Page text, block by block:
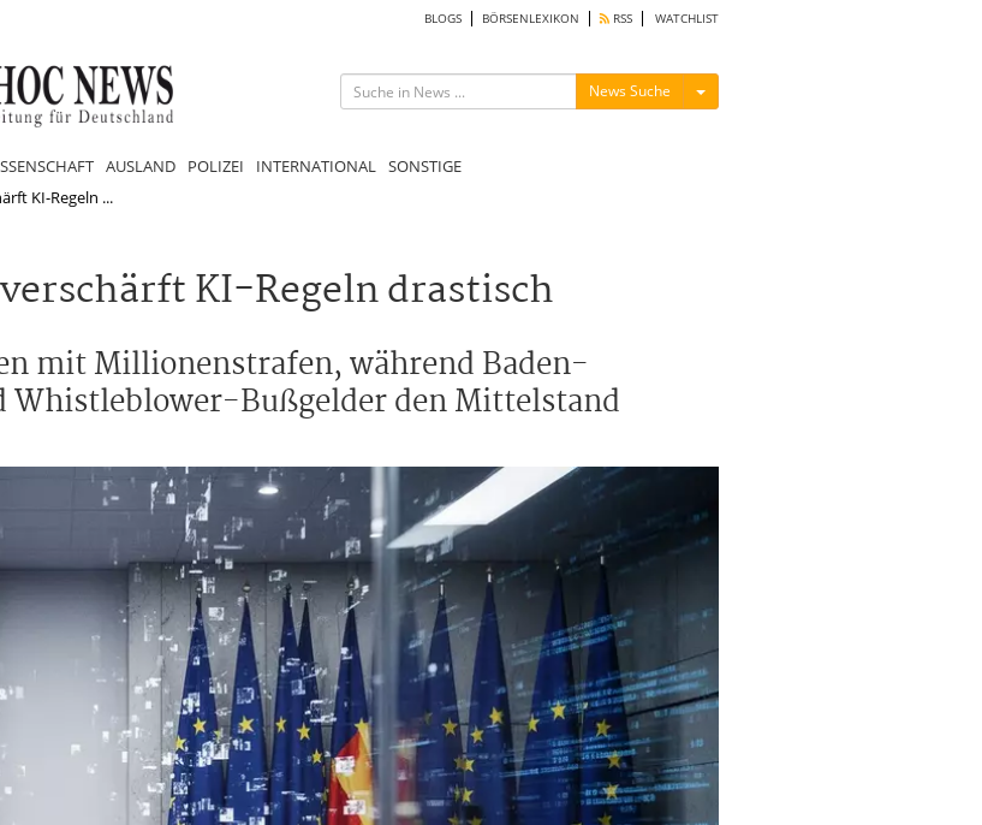
BLOGS BÖRSENLEXIKON RSS WATCHLIST
News Suche Menü ein-/ausblenden
AUSLAND POLIZEI INTERNATIONAL SONSTIGE
KI-Regeln ...
KI-Regeln drastisch
mit Millionenstrafen, während Baden-
Bußgelder den Mittelstand